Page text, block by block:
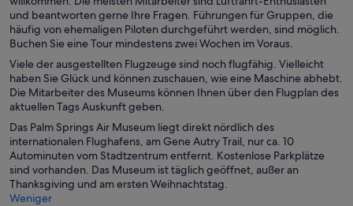
und beantworten gerne Ihre Fragen. Führungen für Gruppen, die
häufig von ehemaligen Piloten durchgeführt werden, sind möglich.
Buchen Sie eine Tour mindestens zwei Wochen im Voraus.
Viele der ausgestellten Flugzeuge sind noch flugfähig. Vielleicht
haben Sie Glück und können zuschauen, wie eine Maschine abhebt.
Die Mitarbeiter des Museums können Ihnen über den Flugplan des
aktuellen Tags Auskunft geben.
Das Palm Springs Air Museum liegt direkt nördlich des
internationalen Flughafens, am Gene Autry Trail, nur ca. 10
Autominuten vom Stadtzentrum entfernt. Kostenlose Parkplätze
sind vorhanden. Das Museum ist täglich geöffnet, außer an
Thanksgiving und am ersten Weihnachtstag.
Weniger